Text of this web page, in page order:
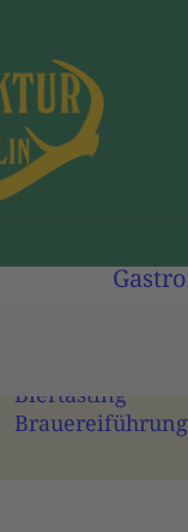
Biertasting
Brauereiführung